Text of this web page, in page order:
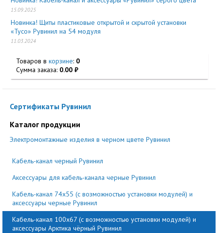
15.09.2025
Новинка! Щиты пластиковые открытой и скрытой установки
«Тусо» Рувинил на 54 модуля
11.03.2024
Товаров в корзине: 0
Сумма заказа: 0.00
Сертификаты Рувинил
Каталог продукции
Электромонтажные изделия в черном цвете Рувинил
Кабель-канал черный Рувинил
Аксессуары для кабель-канала черные Рувинил
Кабель-канал 74x55 (с возможностью установки модулей) и
аксессуары черные Рувинил
Кабель-канал 100x67 (с возможностью установки модулей) и
аксессуары Арктика чёрный Рувинил